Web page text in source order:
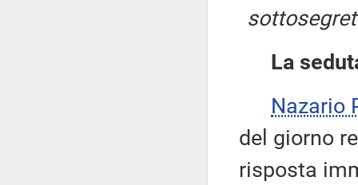
La
Nazario
del giorno
risposta